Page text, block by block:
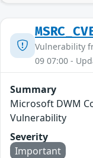
Vulnerability
09 07:00 -
Summary
Microsoft DWM
Vulnerability
Severity
Important